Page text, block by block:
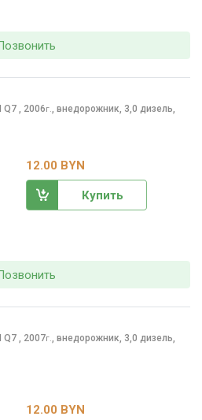
Q7 , 2006г. внедорожник, 3,0 дизель,
12.00 BYN
Купить
Q7 , 2007г. внедорожник, 3,0 дизель,
12.00 BYN